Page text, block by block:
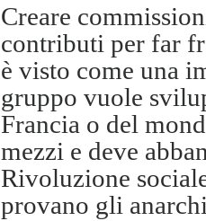
Creare
contributi per far
è visto come una
gruppo vuole
Francia o del
mezzi e deve
Rivoluzione
provano gli